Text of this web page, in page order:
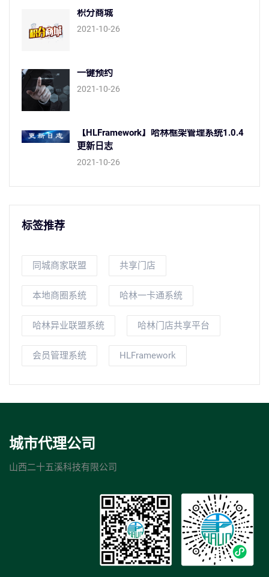
积分商城
2021-10-26
一键预约
2021-10-26
【HLFramework】哈林框架管理系统1.0.4
更新日志
2021-10-26
标签推荐
同城商家联盟 共享门店
本地商圈系统 哈林一卡通系统
哈林异业联盟系统 哈林门店共享平台
会员管理系统 HLFramework
城市代理公司
山西二十五溪科技有限公司